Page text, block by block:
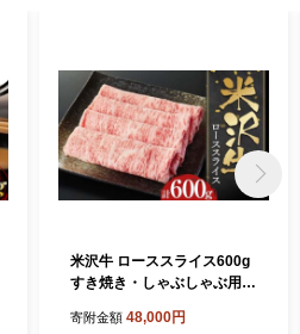
米沢牛 ローススライス600g
すき焼き・しゃぶしゃぶ用ス
寄附金額 48,000円